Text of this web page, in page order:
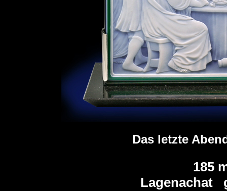
Das letzte
185
Lagenachat